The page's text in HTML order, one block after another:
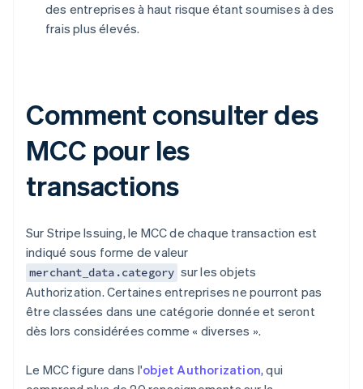
des entreprises à haut risque étant soumises à des
frais plus élevés.
Comment consulter des
MCC pour les
transactions
Sur Stripe Issuing, le MCC de chaque transaction est
indiqué sous forme de valeur
merchant_data.category sur les objets
Authorization. Certaines entreprises ne pourront pas
être classées dans une catégorie donnée et seront
dès lors considérées comme « diverses ».
Le MCC figure dans l'objet Authorization, qui